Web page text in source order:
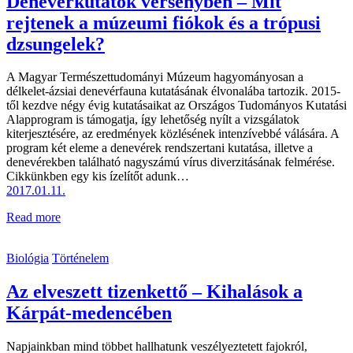
rejtenek a múzeumi fiókok és a trópusi
dzsungelek?
A Magyar Természettudományi Múzeum hagyományosan a
délkelet-ázsiai denevérfauna kutatásának élvonalába tartozik. 2015-
től kezdve négy évig kutatásaikat az Országos Tudományos Kutatási
Alapprogram is támogatja, így lehetőség nyílt a vizsgálatok
kiterjesztésére, az eredmények közlésének intenzívebbé válására. A
program két eleme a denevérek rendszertani kutatása, illetve a
denevérekben található nagyszámú vírus diverzitásának felmérése.
Cikkünkben egy kis ízelítőt adunk…
2017.01.11.
Read more
Biológia Történelem
Az elveszett tizenkettő – Kihalások a
Kárpát-medencében
Napjainkban mind többet hallhatunk veszélyeztetett fajokról,